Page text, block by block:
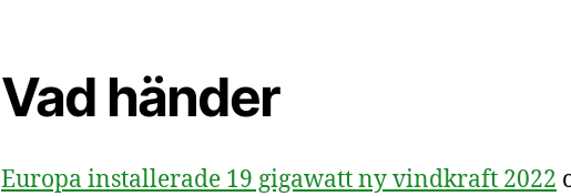
Vad händer
Europa installerade 19 gigawatt ny vindkraft 2022